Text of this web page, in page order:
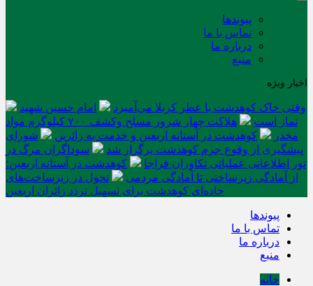
پیوندها
تماس با ما
درباره ما
منبع
اخبار ویژه
وقتی خاک کوهدشت با عطر کربلا می‌آمیزد
امام حسین شهید
نماز است
هلاکت چهار شرور مسلح وکشف ۷۰۰ کیلوگرم مواد
مخدر
کوهدشت در آستانه اربعین و خدمت‌ به زائرین
شورای
پیشگیری از وقوع جرم کوهدشت برگزار شد
سوداگران مرگ در
تور اطلاعاتی عملیاتی تکاوران فراجا
کوهدشت در آستانه اربعین؛
از آمادگی زیرساختی تا آمادگی مردمی
تحول در زیرساخت‌های
جاده‌ای کوهدشت برای تسهیل تردد زائران اربعین
پیوندها
تماس با ما
درباره ما
منبع
خانه